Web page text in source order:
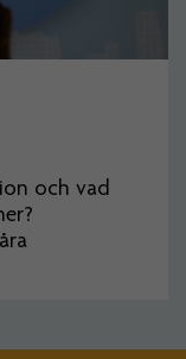
och vad